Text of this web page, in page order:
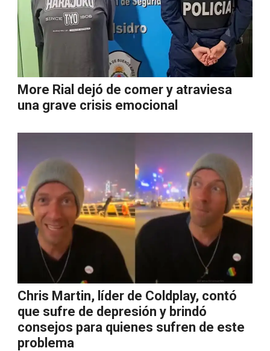
More Rial dejó de comer y atraviesa
una grave crisis emocional
Chris Martin, líder de Coldplay, contó
que sufre de depresión y brindó
consejos para quienes sufren de este
problema